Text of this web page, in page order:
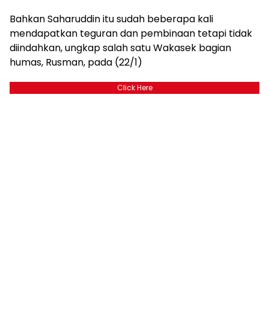
Bahkan Saharuddin itu sudah beberapa kali
mendapatkan teguran dan pembinaan tetapi tidak
diindahkan, ungkap salah satu Wakasek bagian
humas, Rusman, pada (22/1)
Click Here